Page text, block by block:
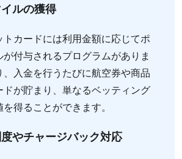
ルの獲得
トカードには利用金額に応じてポ
付与されるプログラムがありま
入金を行うたびに航空券や商品
ドが貯まり、単なるベッティング
得ることができます。
やチャージバック対応